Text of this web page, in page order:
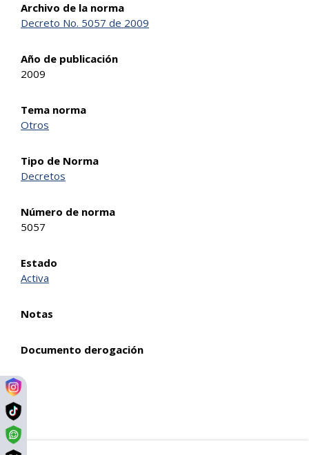
Archivo de la norma
Decreto No. 5057 de 2009
Año de publicación
2009
Tema norma
Otros
Tipo de Norma
Decretos
Número de norma
5057
Estado
Activa
Notas
Documento derogación